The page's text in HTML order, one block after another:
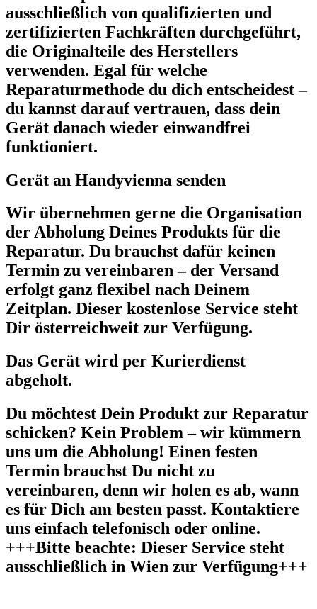
ausschließlich von qualifizierten und
zertifizierten Fachkräften durchgeführt,
die Originalteile des Herstellers
verwenden. Egal für welche
Reparaturmethode du dich entscheidest –
du kannst darauf vertrauen, dass dein
Gerät danach wieder einwandfrei
funktioniert.
Gerät an Handyvienna senden
Wir übernehmen gerne die Organisation
der Abholung Deines Produkts für die
Reparatur. Du brauchst dafür keinen
Termin zu vereinbaren – der Versand
erfolgt ganz flexibel nach Deinem
Zeitplan. Dieser kostenlose Service steht
Dir österreichweit zur Verfügung.
Das Gerät wird per Kurierdienst
abgeholt.
Du möchtest Dein Produkt zur Reparatur
schicken? Kein Problem – wir kümmern
uns um die Abholung! Einen festen
Termin brauchst Du nicht zu
vereinbaren, denn wir holen es ab, wann
es für Dich am besten passt. Kontaktiere
uns einfach telefonisch oder online.
+++Bitte beachte: Dieser Service steht
ausschließlich in Wien zur Verfügung+++